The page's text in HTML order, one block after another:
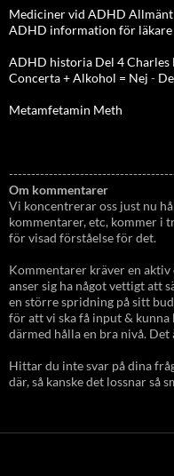
Mediciner vid ADHD Allmänt
ADHD information för läkare
ADHD historia Del 4 Charles
Concerta + Alkohol = Nej -
Metamfetamin Meth
Om kommentarer
Vi koncentrerar oss just nu
kommentarer, etc, kommer i
för visad förståelse för det.
Kommentarer kräver en
anser sig ha något vettigt att
en större spridning på sitt
för att vi ska få input &
därmed hålla en bra nivå.
Hittar du inte svar på dina
där, så kanske det lossnar så